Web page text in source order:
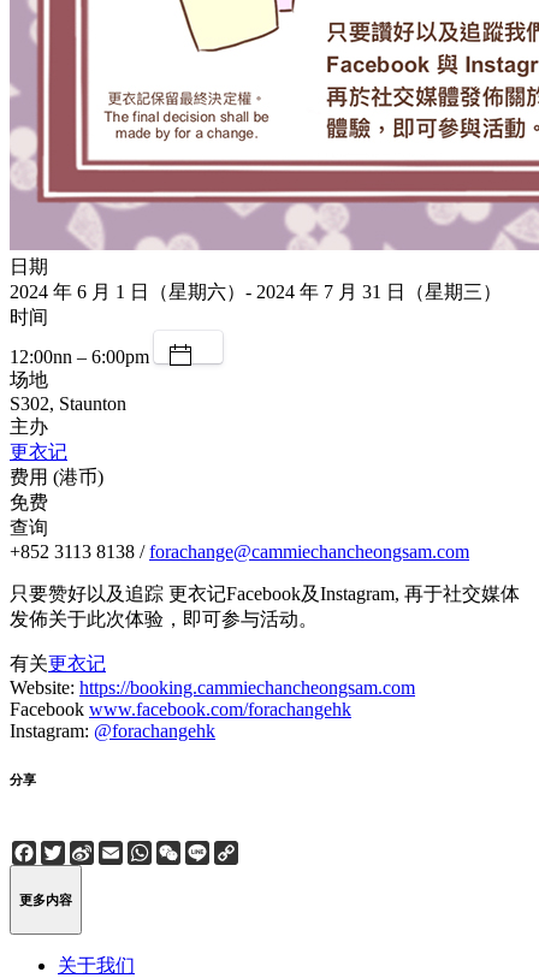
日期
2024 年 6 月 1 日（星期六）- 2024 年 7 月 31 日（星期三）
时间
12:00nn – 6:00pm
场地
S302, Staunton
主办
更衣记
费用 (港币)
免费
查询
+852 3113 8138 /forachange@cammiechancheongsam.com
只要赞好以及追踪 更衣记Facebook及Instagram, 再于社交媒体
发佈关于此次体验，即可参与活动。
有关更衣记
Website: https://booking.cammiechancheongsam.com
Facebook www.facebook.com/forachangehk
Instagram: @forachangehk
分享
Facebook
Twitter
Sina
Weibo
EmailWhatsApp
WeChat
Line
更多内容
关于我们